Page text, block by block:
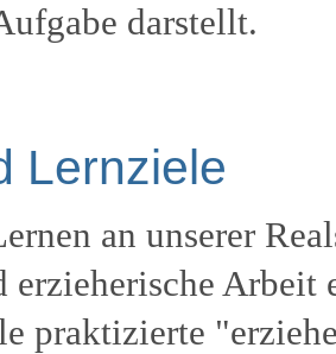
darstellt.
Lernziele
an unserer
erzieherische
praktizierte